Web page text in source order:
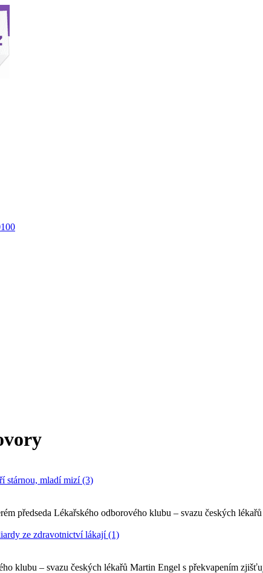
stárnou, mladí mizí (3)
předseda Lékařského odborového klubu – svazu českých
ze zdravotnictví lákají (1)
klubu – svazu českých lékařů Martin Engel s překvapením